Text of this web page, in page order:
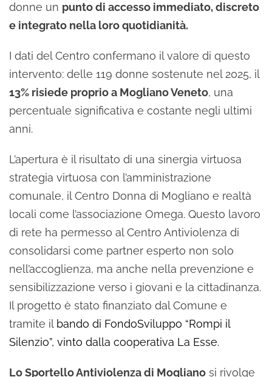
donne un punto di accesso immediato, discreto
e integrato nella loro quotidianità.
I dati del Centro confermano il valore di questo
intervento: delle 119 donne sostenute nel 2025, il
13% risiede proprio a Mogliano Veneto, una
percentuale significativa e costante negli ultimi
anni.
L’apertura è il risultato di una sinergia virtuosa
strategia virtuosa con l’amministrazione
comunale, il Centro Donna di Mogliano e realtà
locali come l’associazione Omega. Questo lavoro
di rete ha permesso al Centro Antiviolenza di
consolidarsi come partner esperto non solo
nell’accoglienza, ma anche nella prevenzione e
sensibilizzazione verso i giovani e la cittadinanza.
Il progetto è stato finanziato dal Comune e
tramite il bando di FondoSviluppo “Rompi il
Silenzio”, vinto dalla cooperativa La Esse.
Lo Sportello Antiviolenza di Mogliano si rivolge